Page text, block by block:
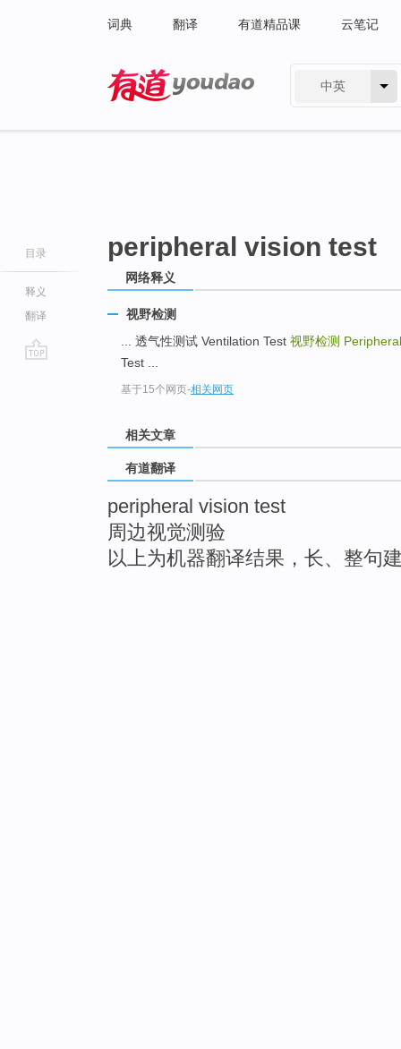
词典 翻译 有道精品课 云笔记
中英
目录
释义
翻译
peripheral vision test
网络释义
视野检测
... 透气性测试 Ventilation Test 视野检测
Test ...
基于15个网页-相关网页
相关文章
有道翻译
peripheral vision test
周边视觉测验
以上为机器翻译结果，长、整句